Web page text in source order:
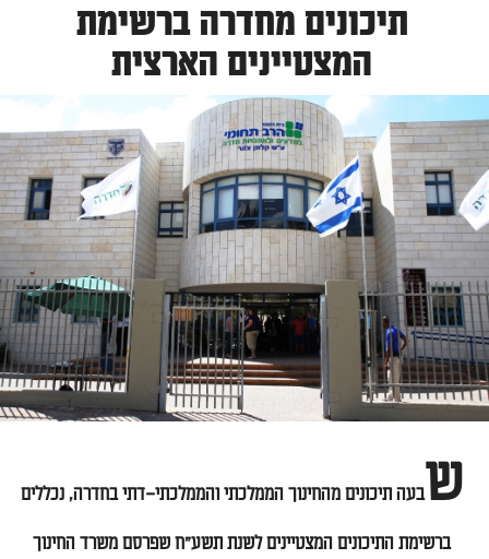
תיכונים מחדרה ברשימת
המצטיינים הארצית
שבעה תיכונים מהחינוך הממלכתי והממלכתי–דתי בחדרה, נכללים
ברשימת התיכונים המצטיינים לשנת תשע"ח שפרסם משרד החינוך